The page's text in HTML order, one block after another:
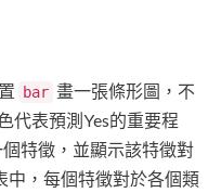
bar 畫一張條形圖，不
代表預測Yes的重要程
特徵，並顯示該特徵對
中，每個特徵對於各個類